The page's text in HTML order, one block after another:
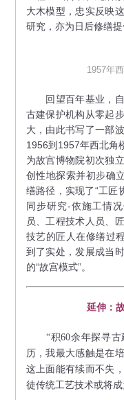
大木模型，忠实反映
研究，亦为日后修缮提
1957年
回望百年基业，自
古建保护机构从零起
大，由此书写了一部
1956到1957年西北角
为故宫博物院初次独
创性地探索并初步确
缮路径，实现了“工匠
同步研究-依施工情
员、工程技术人员、
技艺的匠人在修缮过
到了实处，发展成当
的“故宫模式”。
延伸：
“积60余年探寻古
历，我最大感触是在
这上面能有续而不失
徒传统工艺技术或将